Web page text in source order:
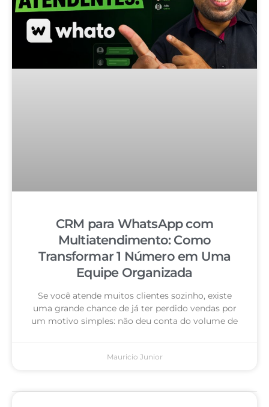
CRM para WhatsApp com
Multiatendimento: Como
Transformar 1 Número em Uma
Equipe Organizada
Se você atende muitos clientes sozinho, existe
uma grande chance de já ter perdido vendas por
um motivo simples: não deu conta do volume de
Mauricio Junior